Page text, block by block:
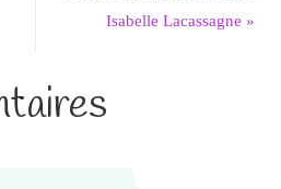
Isabelle Lacassagne»